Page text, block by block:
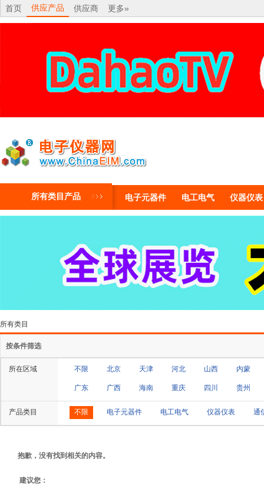
首页 供应产品 供应商 更多»
所有类目产品 电子元器件 电工电气 仪器仪表
所有类目
按条件筛选
所在区域 不限 北京 天津 河北 山西 内蒙
广东 广西 海南 重庆 四川 贵州
产品类目 不限 电子元器件 电工电气 仪器仪表 通
抱歉，没有找到相关的内容。
建议您：